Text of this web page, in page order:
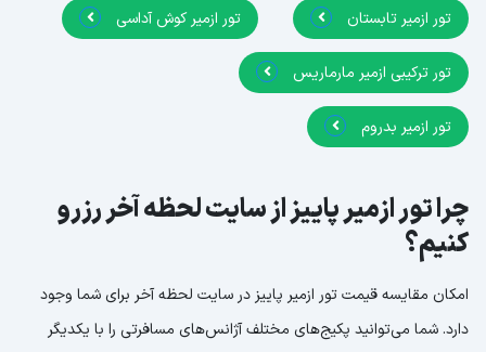
تور ازمیر تابستان تور ازمیر کوش آداسی
تور ترکیبی ازمیر مارماریس
تور ازمیر بدروم
چرا تور ازمیر پاییز از سایت لحظه آخر رزرو
کنیم؟
امکان مقایسه قیمت تور ازمیر پاییز در سایت لحظه آخر برای شما وجود
دارد. شما می‌توانید پکیج‌های مختلف آژانس‌های مسافرتی را با یکدیگر